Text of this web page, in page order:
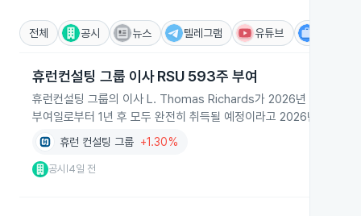
전체 공시 뉴스 텔레그램 유튜브
휴런컨설팅 그룹 이사 RSU 593주 부여
휴런컨설팅 그룹의 이사 L. Thomas Richards가 2026년 8월 1일
부여일로부터 1년 후 모두 완전히 취득될 예정이라고 2026년 8월 3
휴런 컨설팅 그룹 +1.30%
공시 4일 전